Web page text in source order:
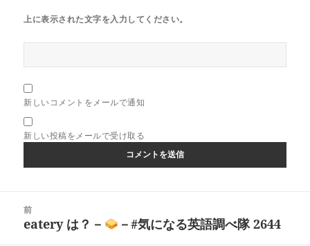
上に表示された文字を入力してください。
新しいコメントをメールで通知
新しい投稿をメールで受け取る
前
前
eatery は？－ －#気になる英語調べ隊 2644